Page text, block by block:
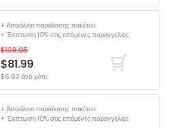
+ Ἀσφάλεια παράδοσης πακέτου
+ Έκπτωση 10% στις επόμενες παραγγελίες
$109.05
$81.99
$6.83 ἀνά χάπι
+ Ἀσφάλεια παράδοσης πακέτου
+ Έκπτωση 10% στις επόμενες παραγγελίες